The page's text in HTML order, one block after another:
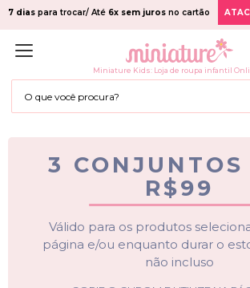
7 dias para trocar/ Até 6x sem juros no cartão
Miniature Kids: Loja de roupa infantil
3 CONJUNTOS
R$99
Válido para os produtos
página e/ou enquanto durar o
não incluso